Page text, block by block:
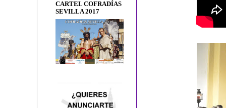
CARTEL COFRADÍAS
SEVILLA 2017